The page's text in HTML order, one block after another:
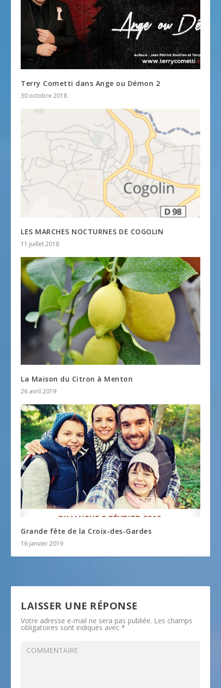
Terry Cometti dans Ange ou Démon 2
30 octobre 2018
LES MARCHES NOCTURNES DE COGOLIN
11 juillet 2018
La Maison du Citron à Menton
26 avril 2019
Grande fête de la Croix-des-Gardes
16 janvier 2019
LAISSER UNE RÉPONSE
Votre adresse e-mail ne sera pas publiée. Les champs
obligatoires sont indiqués avec*